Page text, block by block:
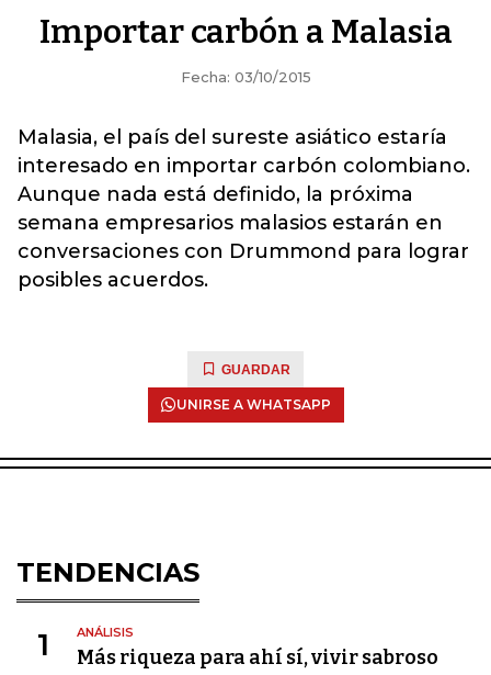
Importar carbón a Malasia
Fecha: 03/10/2015
Malasia, el país del sureste asiático estaría
interesado en importar carbón colombiano.
Aunque nada está definido, la próxima
semana empresarios malasios estarán en
conversaciones con Drummond para lograr
posibles acuerdos.
GUARDAR
UNIRSE A WHATSAPP
TENDENCIAS
1 ANÁLISIS
Más riqueza para ahí sí, vivir sabroso